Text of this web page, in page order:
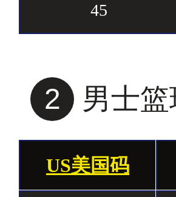
45
2 男士
US美国码